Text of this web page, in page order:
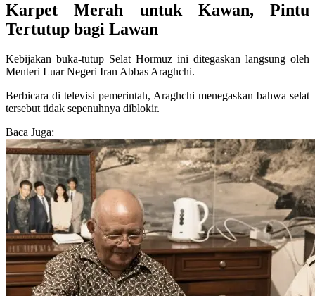
Karpet Merah untuk Kawan, Pintu
Tertutup bagi Lawan
Kebijakan buka-tutup Selat Hormuz ini ditegaskan langsung oleh
Menteri Luar Negeri Iran Abbas Araghchi.
Berbicara di televisi pemerintah, Araghchi menegaskan bahwa selat
tersebut tidak sepenuhnya diblokir.
Baca Juga: